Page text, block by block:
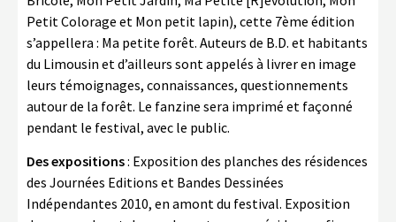
Petit Colorage et Mon petit lapin), cette 7ème édition
s’appellera : Ma petite forêt. Auteurs de B.D. et habitants
du Limousin et d’ailleurs sont appelés à livrer en image
leurs témoignages, connaissances, questionnements
autour de la forêt. Le fanzine sera imprimé et façonné
pendant le festival, avec le public.
Des expositions: Exposition des planches des résidences
des Journées Editions et Bandes Dessinées
Indépendantes 2010, en amont du festival. Exposition